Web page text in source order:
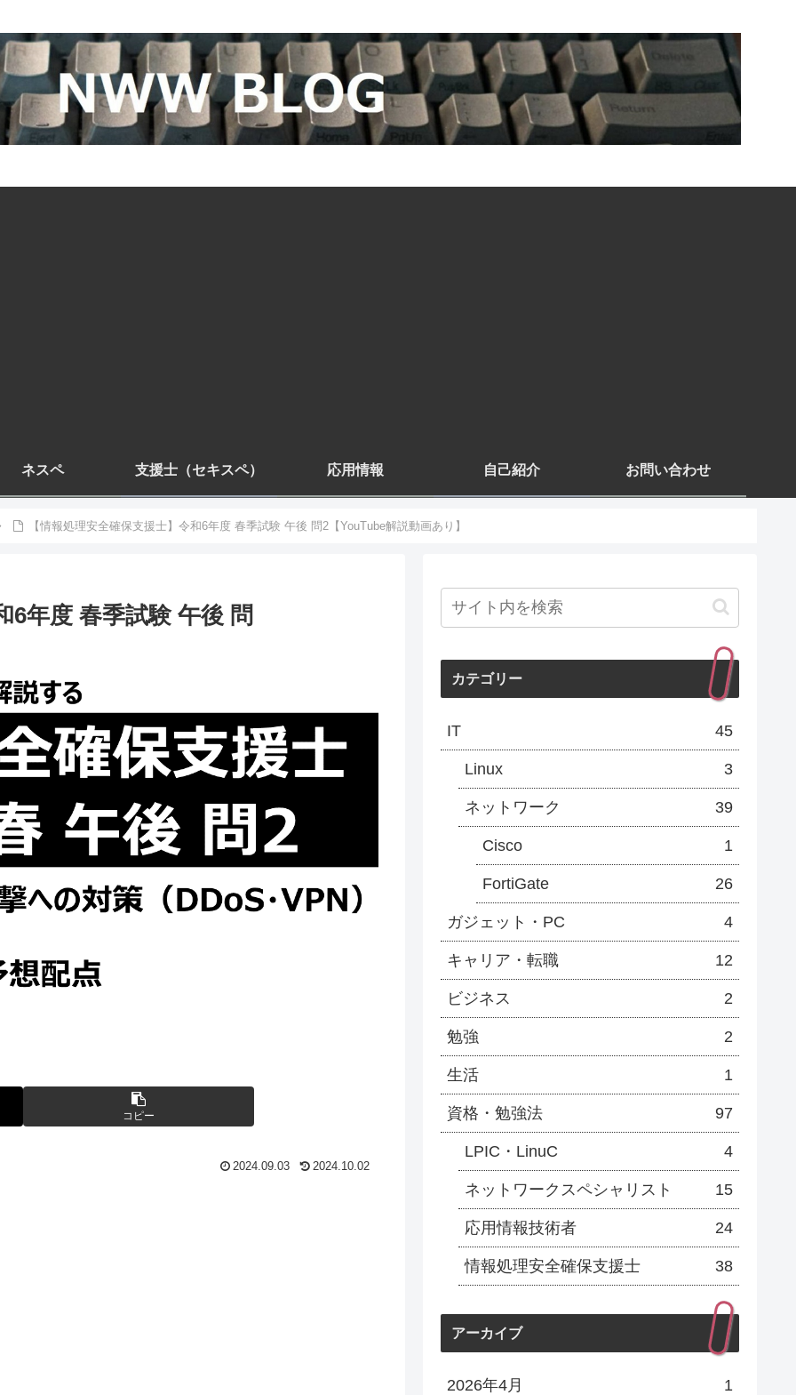
ネスペ 支援士（セキスペ） 応用情報 自己紹介 お問い合わせ
【情報処理安全確保支援士】令和6年度 春季試験 午後 問2【YouTube解説動画あり】
6年度 春季試験 午後 問
コピー
2024.09.03 2024.10.02
カテゴリー
IT 45
Linux 3
ネットワーク 39
Cisco 1
FortiGate 26
ガジェット・PC 4
キャリア・転職 12
ビジネス 2
勉強 2
生活 1
資格・勉強法 97
LPIC・LinuC 4
ネットワークスペシャリスト 15
応用情報技術者 24
情報処理安全確保支援士 38
アーカイブ
2026年4月 1